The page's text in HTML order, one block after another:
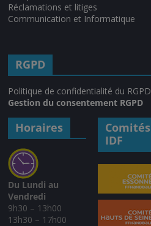
Réclamations et litiges
Communication et Informatique
RGPD
Politique de confidentialité du RGPD
Gestion du consentement RGPD
Horaires
Du Lundi au
Vendredi
9h30 – 13h00
13h30 – 17h00
Comités
IDF